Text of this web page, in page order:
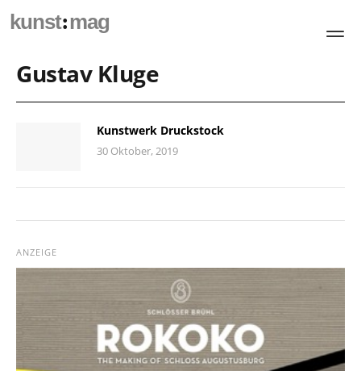
kunst:mag
Gustav Kluge
Kunstwerk Druckstock
30 Oktober, 2019
ANZEIGE